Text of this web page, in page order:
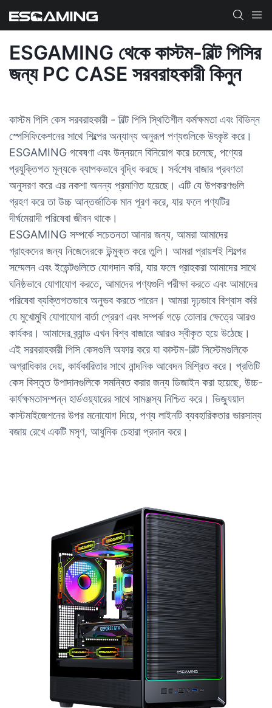
ESGAMING থেকে কাস্টম-বিল্ট পিসির
জন্য PC CASE সরবরাহকারী কিনুন
কাস্টম পিসি কেস সরবরাহকারী - বিল্ট পিসি স্থিতিশীল কর্মক্ষমতা এবং বিভিন্ন
স্পেসিফিকেশনের সাথে শিল্পের অন্যান্য অনুরূপ পণ্যগুলিকে উৎকৃষ্ট করে।
ESGAMING গবেষণা এবং উন্নয়নে বিনিয়োগ করে চলেছে, পণ্যের
প্রযুক্তিগত মূল্যকে ব্যাপকভাবে বৃদ্ধি করছে। সর্বশেষ বাজার প্রবণতা
অনুসরণ করে এর নকশা অনন্য প্রমাণিত হয়েছে। এটি যে উপকরণগুলি
গ্রহণ করে তা উচ্চ আন্তর্জাতিক মান পূরণ করে, যার ফলে পণ্যটির
দীর্ঘমেয়াদী পরিষেবা জীবন থাকে।
ESGAMING সম্পর্কে সচেতনতা আনার জন্য, আমরা আমাদের
গ্রাহকদের জন্য নিজেদেরকে উন্মুক্ত করে তুলি। আমরা প্রায়শই শিল্পের
সম্মেলন এবং ইভেন্টগুলিতে যোগদান করি, যার ফলে গ্রাহকরা আমাদের সাথে
ঘনিষ্ঠভাবে যোগাযোগ করতে, আমাদের পণ্যগুলি পরীক্ষা করতে এবং আমাদের
পরিষেবা ব্যক্তিগতভাবে অনুভব করতে পারেন। আমরা দৃঢ়ভাবে বিশ্বাস করি
যে মুখোমুখি যোগাযোগ বার্তা প্রেরণ এবং সম্পর্ক গড়ে তোলার ক্ষেত্রে আরও
কার্যকর। আমাদের ব্র্যান্ড এখন বিশ্ব বাজারে আরও স্বীকৃত হয়ে উঠেছে।
এই সরবরাহকারী পিসি কেসগুলি অফার করে যা কাস্টম-বিল্ট সিস্টেমগুলিকে
অগ্রাধিকার দেয়, কার্যকারিতার সাথে নান্দনিক আবেদন মিশ্রিত করে। প্রতিটি
কেস বিস্তৃত উপাদানগুলিকে সমন্বিত করার জন্য ডিজাইন করা হয়েছে, উচ্চ-
কার্যক্ষমতাসম্পন্ন হার্ডওয়্যারের সাথে সামঞ্জস্য নিশ্চিত করে। ভিজ্যুয়াল
কাস্টমাইজেশনের উপর মনোযোগ দিয়ে, পণ্য লাইনটি ব্যবহারিকতার ভারসাম্য
বজায় রেখে একটি মসৃণ, আধুনিক চেহারা প্রদান করে।